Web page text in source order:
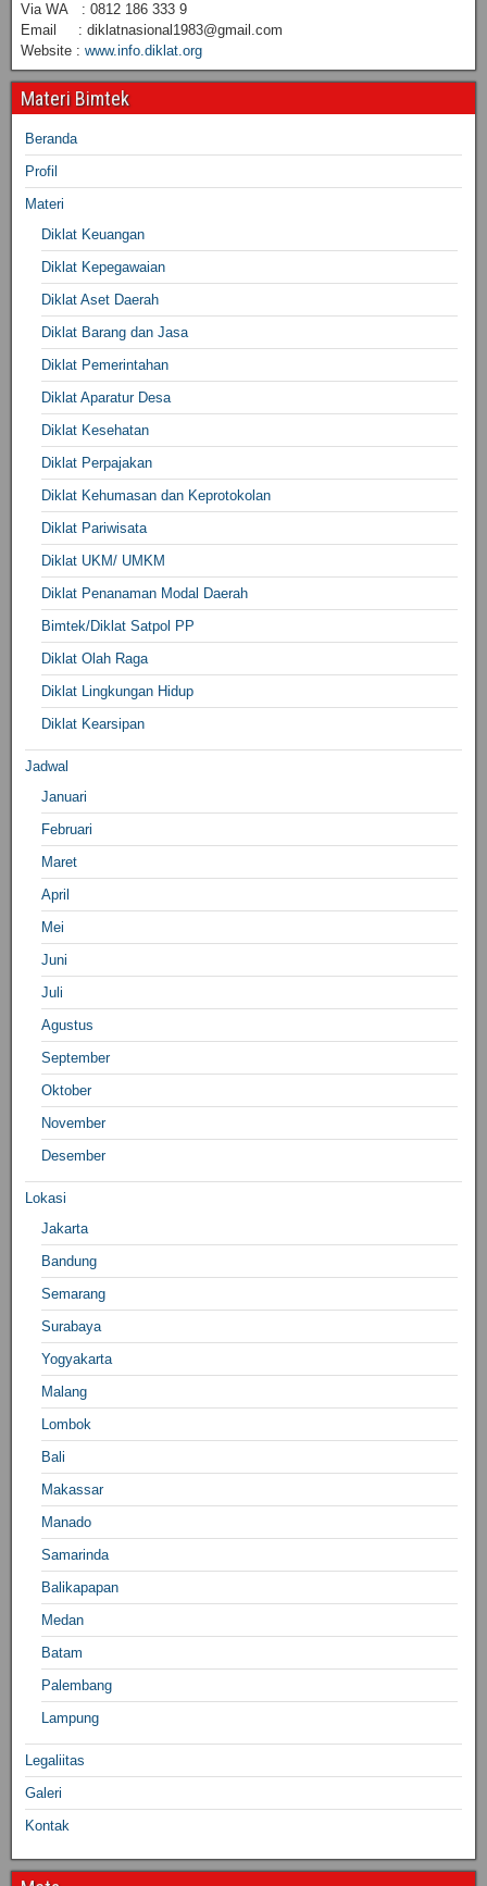
Via WA : 0812 186 333 9
Email : diklatnasional1983@gmail.com
Website : www.info.diklat.org
Materi Bimtek
Beranda
Profil
Materi
Diklat Keuangan
Diklat Kepegawaian
Diklat Aset Daerah
Diklat Barang dan Jasa
Diklat Pemerintahan
Diklat Aparatur Desa
Diklat Kesehatan
Diklat Perpajakan
Diklat Kehumasan dan Keprotokolan
Diklat Pariwisata
Diklat UKM/ UMKM
Diklat Penanaman Modal Daerah
Bimtek/Diklat Satpol PP
Diklat Olah Raga
Diklat Lingkungan Hidup
Diklat Kearsipan
Jadwal
Januari
Februari
Maret
April
Mei
Juni
Juli
Agustus
September
Oktober
November
Desember
Lokasi
Jakarta
Bandung
Semarang
Surabaya
Yogyakarta
Malang
Lombok
Bali
Makassar
Manado
Samarinda
Balikapapan
Medan
Batam
Palembang
Lampung
Legaliitas
Galeri
Kontak